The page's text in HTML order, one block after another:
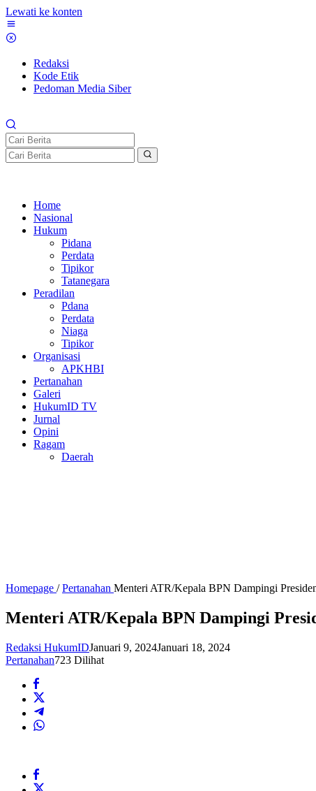
Lewati ke konten
Redaksi
Kode Etik
Pedoman Media Siber
Home
Nasional
Hukum
Pidana
Perdata
Tipikor
Tatanegara
Peradilan
Pdana
Perdata
Niaga
Tipikor
Organisasi
APKHBI
Pertanahan
Galeri
HukumID TV
Jurnal
Opini
Ragam
Daerah
Homepage / Pertanahan Menteri ATR/Kepala BPN Dampingi
Menteri ATR/Kepala BPN Dampingi
Redaksi HukumIDJanuari 9, 2024Januari 18, 2024
Pertanahan723 Dilihat